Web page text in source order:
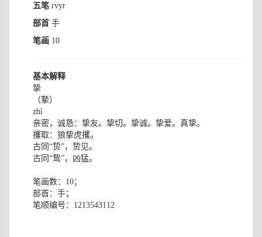
五笔 rvyr
部首 手
笔画 10
基本解释
挚
（摯）
zhì
亲密，诚恳：挚友。挚切。挚诚。挚爱。真挚。
攫取：狼挚虎攫。
古同“贽”，贽见。
古同“鸷”，凶猛。
笔画数：10；
部首：手；
笔顺编号：1213543112